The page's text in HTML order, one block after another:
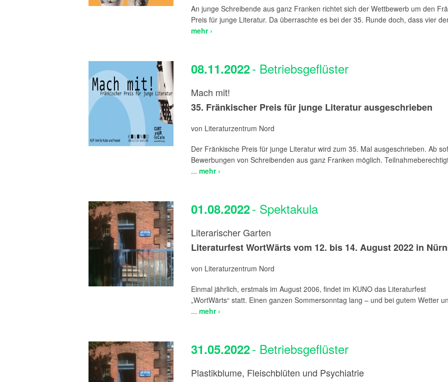
An junge Schreibende aus ganz Franken richtet sich der Wettbewerb um den
Preis für junge Literatur. Da überraschte es bei der 35. Runde doch, dass vier
mehr ›
08.11.2022- Betriebsgeflüster
Mach mit!
35. Fränkischer Preis für junge Literatur ausgeschrieben
von Literaturzentrum Nord
Der Fränkische Preis für junge Literatur wird zum 35. Mal ausgeschrieben. Ab
Bewerbungen von Schreibenden aus ganz Franken möglich.
... mehr ›
01.08.2022- Spektakula
Literarischer Garten
Literaturfest WortWärts vom 12. bis 14. August 2022 in
von Literaturzentrum Nord
Einmal jährlich, erstmals im August 2006, findet im KUNO das Literaturfest
„WortWärts“ statt. Einen ganzen Sommersonntag lang – und bei gutem Wetter
... mehr ›
31.05.2022- Betriebsgeflüster
Plastikblume, Fleischblüten und Psychiatrie